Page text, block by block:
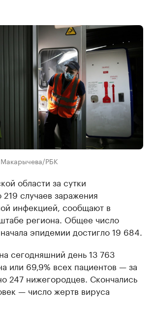
РБК
области за сутки
случаев заражения
инфекцией, сообщают в
региона. Общее число
эпидемии достигло 19 684.
сегодняшний день 13 763
или 69,9% всех пациентов — за
247 нижегородцев. Скончались
— число жертв вируса